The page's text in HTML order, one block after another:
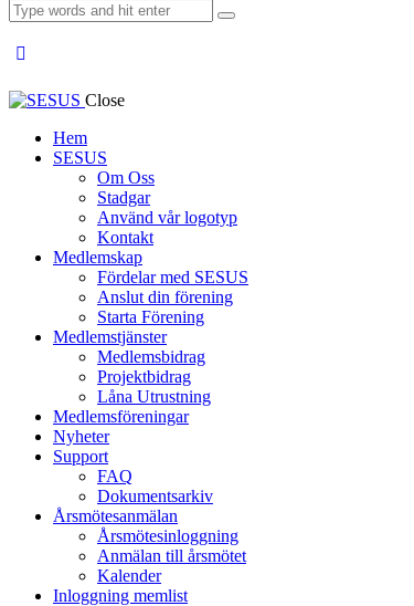
Close
Hem
SESUS
Om Oss
Stadgar
Använd vår logotyp
Kontakt
Medlemskap
Fördelar med SESUS
Anslut din förening
Starta Förening
Medlemstjänster
Medlemsbidrag
Projektbidrag
Låna Utrustning
Medlemsföreningar
Nyheter
Support
FAQ
Dokumentsarkiv
Årsmötesanmälan
Årsmötesinloggning
Anmälan till årsmötet
Kalender
Inloggning memlist